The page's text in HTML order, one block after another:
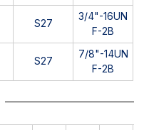
S27
3/4"-16UN
F-2B
S27
7/8"-14UN
F-2B